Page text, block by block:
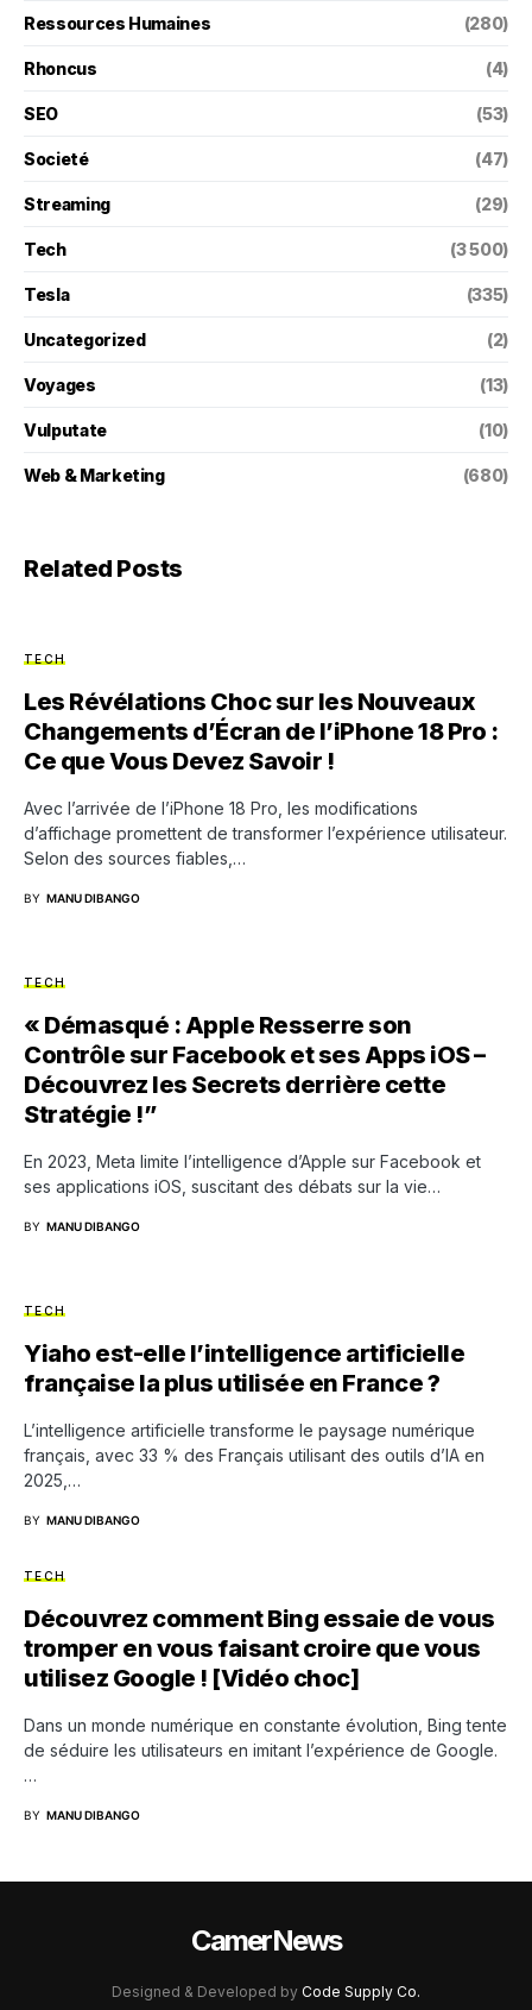
Ressources Humaines (280)
Rhoncus (4)
SEO (53)
Societé (47)
Streaming (29)
Tech (3 500)
Tesla (335)
Uncategorized (2)
Voyages (13)
Vulputate (10)
Web & Marketing (680)
Related Posts
TECH
Les Révélations Choc sur les Nouveaux
Changements d’Écran de l’iPhone 18 Pro :
Ce que Vous Devez Savoir !
Avec l’arrivée de l’iPhone 18 Pro, les modifications
d’affichage promettent de transformer l’expérience utilisateur.
Selon des sources fiables,…
BY MANU DIBANGO
TECH
« Démasqué : Apple Resserre son
Contrôle sur Facebook et ses Apps iOS –
Découvrez les Secrets derrière cette
Stratégie !”
En 2023, Meta limite l’intelligence d’Apple sur Facebook et
ses applications iOS, suscitant des débats sur la vie…
BY MANU DIBANGO
TECH
Yiaho est-elle l’intelligence artificielle
française la plus utilisée en France ?
L’intelligence artificielle transforme le paysage numérique
français, avec 33 % des Français utilisant des outils d’IA en
2025,…
BY MANU DIBANGO
TECH
Découvrez comment Bing essaie de vous
tromper en vous faisant croire que vous
utilisez Google ! [Vidéo choc]
Dans un monde numérique en constante évolution, Bing tente
de séduire les utilisateurs en imitant l’expérience de Google.
…
BY MANU DIBANGO
CamerNews
Designed & Developed by Code Supply Co.